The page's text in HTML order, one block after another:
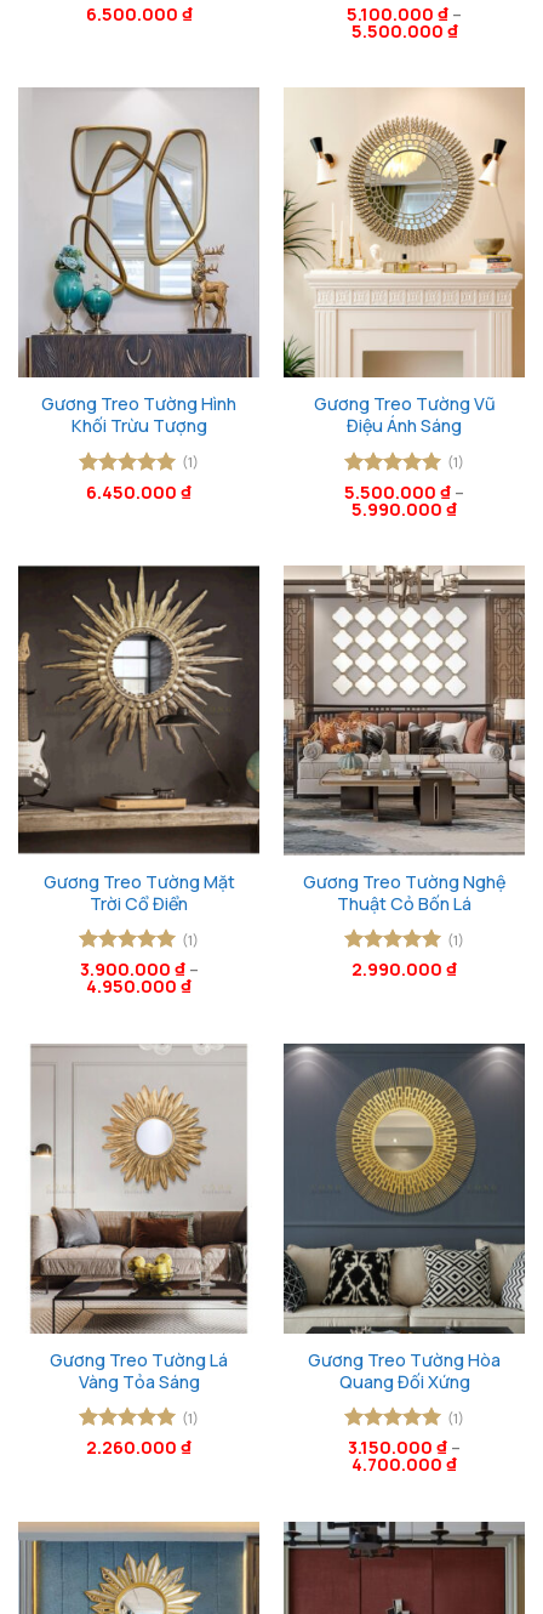
Được xếp
6.500.000 ₫
Được xếp
hạng55
5.100.000 ₫ –
5.500.000 ₫
Gương Treo Tường Hình
Khối Trừu Tượng
Được xếp
(1)
6.450.000 ₫
Gương Treo Tường Vũ
Điệu Ánh Sáng
Được xếp
hạng55
(1)
5.500.000 ₫ –
5.990.000 ₫
Gương Treo Tường Mặt
Trời Cổ Điển
Được xếp
hạng55
(1)
3.900.000 ₫–
4.950.000 ₫
Gương Treo Tường Nghệ
Thuật Cỏ Bốn Lá
Được xếp
(1)
2.990.000 ₫
Gương Treo Tường Lá
Vàng Tỏa Sáng
Được xếp
(1)
2.260.000 ₫
Gương Treo Tường Hòa
Quang Đối Xứng
Được xếp
hạng55
(1)
3.150.000 ₫ –
4.700.000 ₫